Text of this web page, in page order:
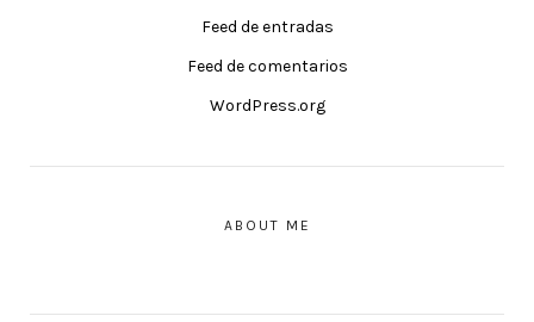
Feed de entradas
Feed de comentarios
WordPress.org
ABOUT ME